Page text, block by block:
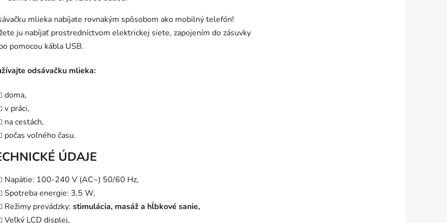
mlieka nabíjate rovnakým spôsobom ako mobilný telefón!
ju nabíjať prostredníctvom elektrickej siete, zapojením do zásuvky
pomocou kábla USB.
odsávačku mlieka:
doma,
v práci,
na cestách,
počas voľného času.
ÚDAJE
Napätie: 100-240 V (AC~) 50/60 Hz,
Spotreba energie: 3,5 W,
Režimy prevádzky: stimulácia, masáž a hĺbkové sanie,
Veľký LCD displej,